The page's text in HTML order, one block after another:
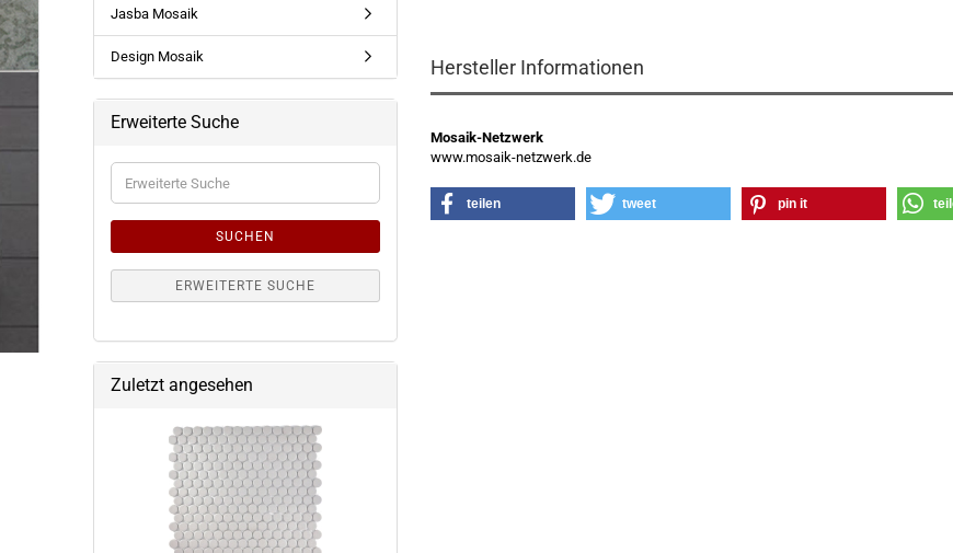
Hersteller Informationen
Mosaik-Netzwerk
www.mosaik-netzwerk.de
teilen tweet pin it
Jasba Mosaik
Design Mosaik
Erweiterte Suche
Erweiterte
Suche
SUCHEN
ERWEITERTE SUCHE
Zuletzt angesehen